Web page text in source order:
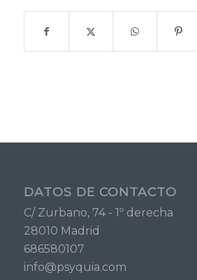
DATOS DE CONTACTO
C/ Zurbano, 74 - 1º derecha
28010 Madrid
686580107
info@psyquia.com